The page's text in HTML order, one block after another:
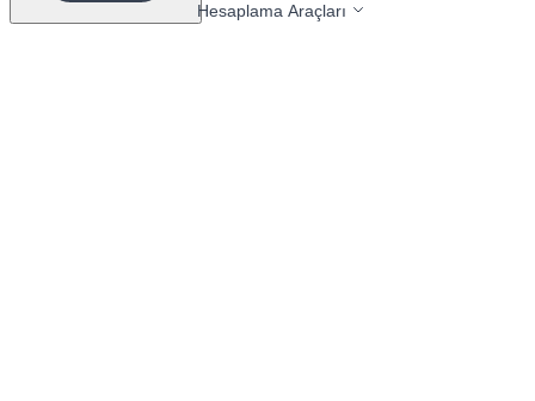
Hesaplama Araçları